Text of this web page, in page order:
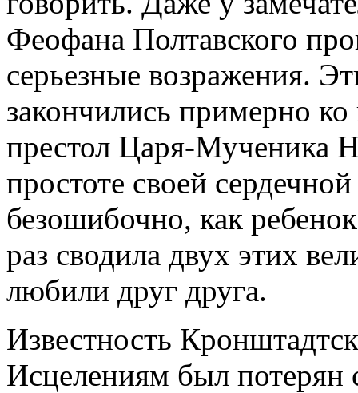
Феофана Полтавского
серьезные возражения.
закончились примерно
престол Царя-Мученика
простоте своей
безошибочно, как
раз сводила двух этих
любили друг друга.
Известность
Исцелениям был потерян